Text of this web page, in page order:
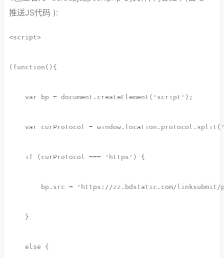
推送JS代码 ):
<script>
( function ( ) {
var bp = document . createElement ( 'script' ) ;
var curProtocol = window . location . protocol . split (
if ( curProtocol === 'https' ) {
        bp
. src = 'https://zz.bdstatic.com/linksubmit/
}
else {